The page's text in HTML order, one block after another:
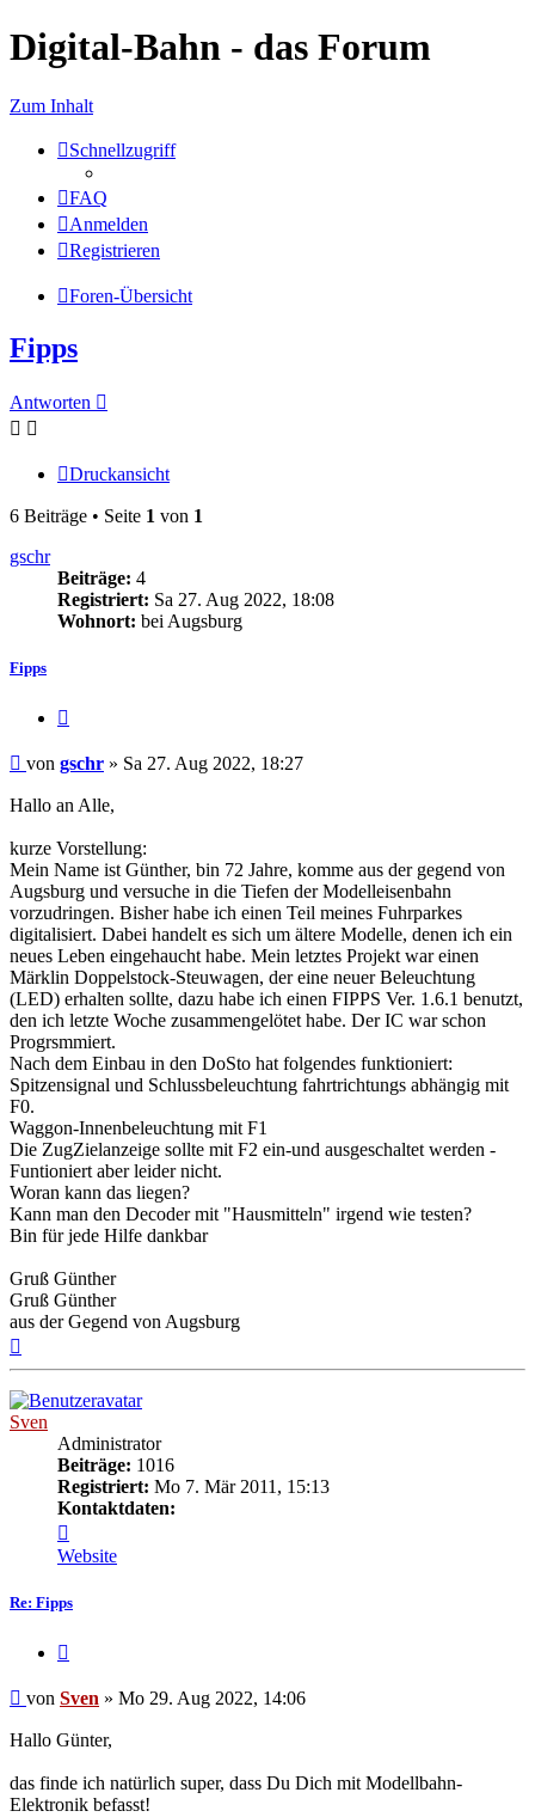
Digital-Bahn - das Forum
Zum Inhalt
Schnellzugriff
FAQ
Anmelden
Registrieren
Foren-Übersicht
Fipps
Antworten
Druckansicht
6 Beiträge • Seite 1 von 1
gschr
Beiträge: 4
Registriert: Sa 27. Aug 2022, 18:08
Wohnort: bei Augsburg
Fipps
Beitrag
von gschr » Sa 27. Aug 2022, 18:27
Hallo an Alle,
kurze Vorstellung:
Mein Name ist Günther, bin 72 Jahre, komme aus der gegend von
Augsburg und versuche in die Tiefen der Modelleisenbahn
vorzudringen. Bisher habe ich einen Teil meines Fuhrparkes
digitalisiert. Dabei handelt es sich um ältere Modelle, denen ich ein
neues Leben eingehaucht habe. Mein letztes Projekt war einen
Märklin Doppelstock-Steuwagen, der eine neuer Beleuchtung
(LED) erhalten sollte, dazu habe ich einen FIPPS Ver. 1.6.1 benutzt,
den ich letzte Woche zusammengelötet habe. Der IC war schon
Progrsmmiert.
Nach dem Einbau in den DoSto hat folgendes funktioniert:
Spitzensignal und Schlussbeleuchtung fahrtrichtungs abhängig mit
F0.
Waggon-Innenbeleuchtung mit F1
Die ZugZielanzeige sollte mit F2 ein-und ausgeschaltet werden -
Funtioniert aber leider nicht.
Woran kann das liegen?
Kann man den Decoder mit "Hausmitteln" irgend wie testen?
Bin für jede Hilfe dankbar
Gruß Günther
Gruß Günther
aus der Gegend von Augsburg
Sven
Administrator
Beiträge: 1016
Registriert: Mo 7. Mär 2011, 15:13
Kontaktdaten:
von
Sven
Website
Re: Fipps
Beitrag
von Sven » Mo 29. Aug 2022, 14:06
Hallo Günter,
das finde ich natürlich super, dass Du Dich mit Modellbahn-
Elektronik befasst!